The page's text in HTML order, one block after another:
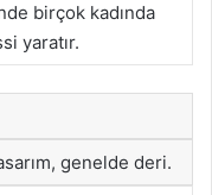
birçok kadında
yaratır.
genelde deri.